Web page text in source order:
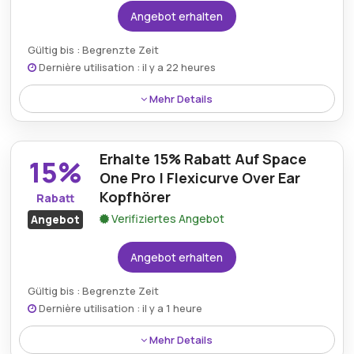
Angebot erhalten
Gültig bis : Begrenzte Zeit
Dernière utilisation : il y a 22 heures
Mehr Details
Kopfhörer mit hybrider aktiver
Geräuschunterdrückung sind mit 30% Rabatt
erhältlich und bieten eine erschwingliche Option für
klaren und immersiven Sound.
15%
Rabatt
Angebot
Erhalte 15% Rabatt Auf Space
One Pro | Flexicurve Over Ear
Kopfhörer
Verifiziertes Angebot
Angebot erhalten
Gültig bis : Begrenzte Zeit
Dernière utilisation : il y a 1 heure
Mehr Details